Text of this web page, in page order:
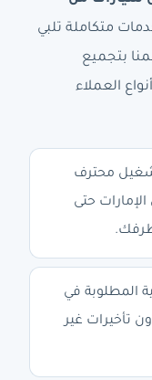
متكاملة تلبي
بتجميع
العملاء
محترف
حتى
المطلوبة في
تأخيرات غير